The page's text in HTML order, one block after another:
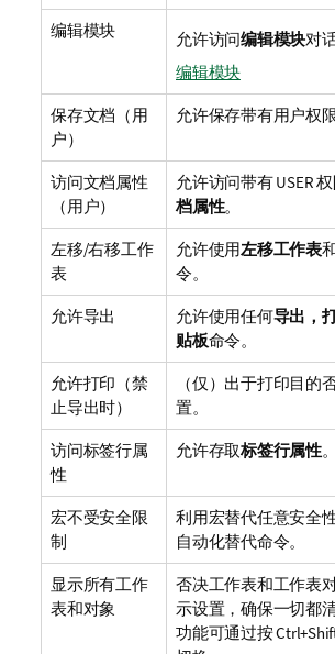
编辑模块 允许访问编辑模块对
编辑模块
保存文档（用
户）
允许保存带有用户权
访问文档属性
（用户）
允许访问带有 USER
档属性。
左移/右移工作
表
允许使用左移工作表
令。
允许导出 允许使用任何导出，
贴板命令。
允许打印（禁
止导出时）
（仅）出于打印目的
置。
访问标签行属
性
允许存取标签行属性。
宏不受安全限
制
利用宏替代任意安全
自动化替代命令。
显示所有工作
表和对象
否决工作表和工作表
示设置，确保一切都
功能可通过按